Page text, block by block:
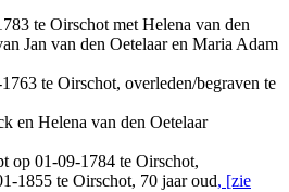
te Oirschot met Helena van den
Jan van den Oetelaar en Maria Adam
te Oirschot, overleden/begraven te
en Helena van den Oetelaar
op 01-09-1784 te Oirschot,
1855 te Oirschot, 70 jaar oud, [zie